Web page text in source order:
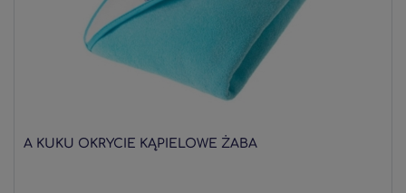
A KUKU OKRYCIE KĄPIELOWE ŻABA